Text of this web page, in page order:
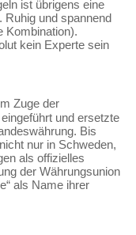
ist übrigens eine
Ruhig und spannend
Kombination).
kein Experte sein
Zuge der
und ersetzte
Bis
nur in Schweden,
als offizielles
der Währungsunion
als Name ihrer